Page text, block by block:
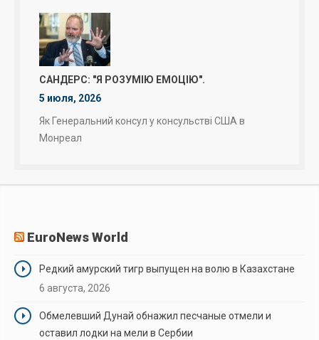
САНДЕРС: "Я РОЗУМІЮ ЕМОЦІЮ".
5 июля, 2026
Як Генеральний консул у консульстві США в
Монреал
EuroNews World
Редкий амурский тигр выпущен на волю в Казахстане
6 августа, 2026
Обмелевший Дунай обнажил песчаные отмели и
оставил лодки на мели в Сербии